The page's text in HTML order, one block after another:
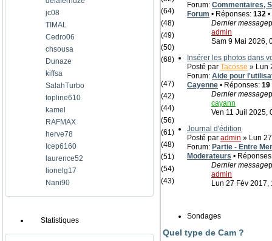
jc08
(64)
TIMAL
(48)
Cedro06
(49)
chsousa
(50)
Dunaze
(68)
kiffsa
SalahTurbo
(47)
topline610
(42)
kamel
(44)
RAFMAX
(56)
herve78
(61)
Icep6160
(48)
laurence52
(51)
lionelg17
(54)
Nani90
(43)
Statistiques
Forum: Commentaires,
Forum • Réponses: 132
Dernier message
admin
Sam 9 Mai 2026,
Insérer les photos dans
Posté par Tacosse » Lun
Forum: Aide pour
Cayenne • Réponses: 19
Dernier message
cayann
Ven 11 Juil 2025,
Journal d'édition
Posté par admin » Lun
Forum: Partie - Entre
Moderateurs •
Dernier message
admin
Lun 27 Fév 2017,
Sondages
Quel type de Cam ?